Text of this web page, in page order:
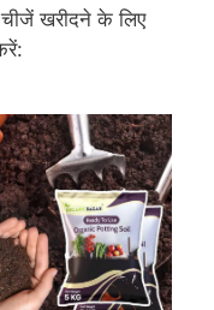
चीजें खरीदने के लिए